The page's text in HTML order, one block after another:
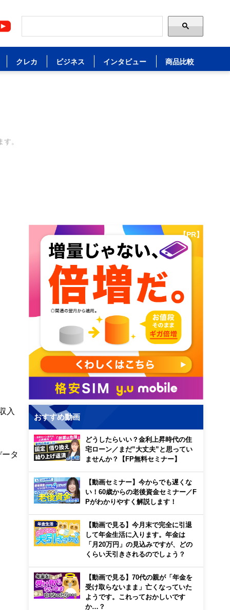
クレカ ビジネス インタビュー 商品比較
す。
入
タ
【PR】
おすすめ動画
どうしたらいい？金利上昇時代の住
宅ローン／まだ”大丈夫”と思ってい
ませんか？【FP無料セミナー】
【動画セミナー】今からでも遅くな
い！60歳からの老後資金セミナー／F
Pがわかりやすく解説します！
【動画で見る】今月末で完全に引退
して年金生活に入ります。年金は
「月20万円」の見込みですが、どの
くらい天引きされるのでしょう？
【動画で見る】70代の親が「年金を
受け取らないまま」亡くなっていた
ようです。これっておかしいです
か…？